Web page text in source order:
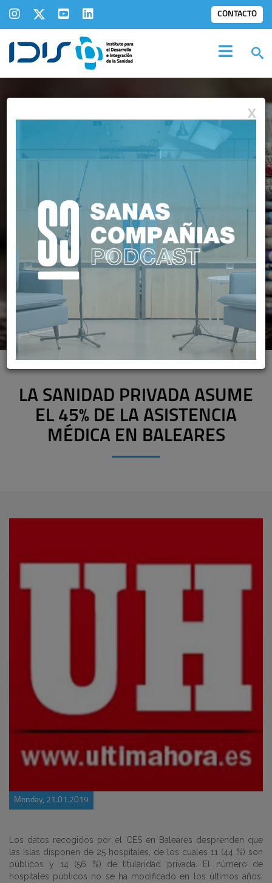
CONTACTO
IDIS EN LOSMEDIOS
LA SANIDAD PRIVADA ASUME
EL 45% DE LA ASISTENCIA
MÉDICA EN BALEARES
Monday, 21.01.2019
Los datos recogidos por el CES en Baleares desprenden que
las Islas disponen de 25 hospitales, de los cuales 11 (44 %) son
públicos y 14 (56 %) de titularidad privada. El número de
hospitales públicos no se ha modificado en los últimos años,
X